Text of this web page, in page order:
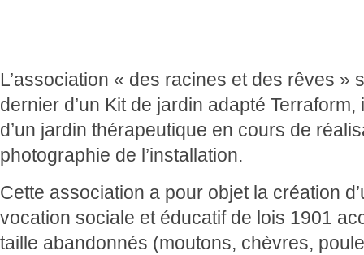
L’association « des racines et des rêves »
dernier d’un Kit de jardin adapté
d’un jardin thérapeutique en cours de
photographie de l’installation.
Cette association a pour objet la création
vocation sociale et éducatif de lois 1901
taille abandonnés (moutons, chèvres,